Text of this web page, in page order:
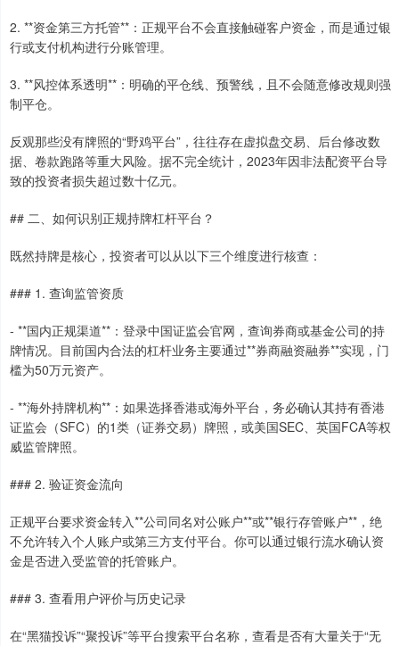
2. **资金第三方托管**：正规平台不会直接触碰客户资金，而是通过银
行或支付机构进行分账管理。
3. **风控体系透明**：明确的平仓线、预警线，且不会随意修改规则强
制平仓。
反观那些没有牌照的“野鸡平台”，往往存在虚拟盘交易、后台修改数
据、卷款跑路等重大风险。据不完全统计，2023年因非法配资平台导
致的投资者损失超过数十亿元。
## 二、如何识别正规持牌杠杆平台？
既然持牌是核心，投资者可以从以下三个维度进行核查：
### 1. 查询监管资质
- **国内正规渠道**：登录中国证监会官网，查询券商或基金公司的持
牌情况。目前国内合法的杠杆业务主要通过**券商融资融券**实现，门
槛为50万元资产。
- **海外持牌机构**：如果选择香港或海外平台，务必确认其持有香港
证监会（SFC）的1类（证券交易）牌照，或美国SEC、英国FCA等权
威监管牌照。
### 2. 验证资金流向
正规平台要求资金转入**公司同名对公账户**或**银行存管账户**，绝
不允许转入个人账户或第三方支付平台。你可以通过银行流水确认资
金是否进入受监管的托管账户。
### 3. 查看用户评价与历史记录
在“黑猫投诉”“聚投诉”等平台搜索平台名称，查看是否有大量关于“无